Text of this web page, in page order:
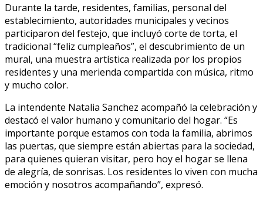
Durante la tarde, residentes, familias, personal del
establecimiento, autoridades municipales y vecinos
participaron del festejo, que incluyó corte de torta, el
tradicional “feliz cumpleaños”, el descubrimiento de un
mural, una muestra artística realizada por los propios
residentes y una merienda compartida con música, ritmo
y mucho color.
La intendente Natalia Sanchez acompañó la celebración y
destacó el valor humano y comunitario del hogar. “Es
importante porque estamos con toda la familia, abrimos
las puertas, que siempre están abiertas para la sociedad,
para quienes quieran visitar, pero hoy el hogar se llena
de alegría, de sonrisas. Los residentes lo viven con mucha
emoción y nosotros acompañando”, expresó.